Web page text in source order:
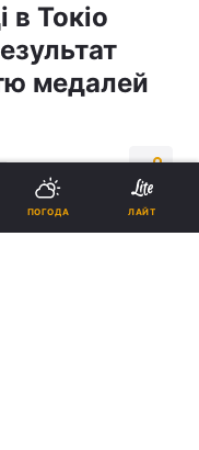
в Токіо
медалей
в Google
ПОГОДА ЛАЙТ